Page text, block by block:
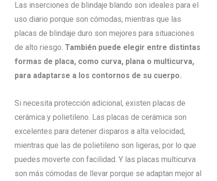
Las inserciones de blindaje blando son ideales para el
uso diario porque son cómodas, mientras que las
placas de blindaje duro son mejores para situaciones
de alto riesgo. También puede elegir entre distintas
formas de placa, como curva, plana o multicurva,
para adaptarse a los contornos de su cuerpo.
Si necesita protección adicional, existen placas de
cerámica y polietileno. Las placas de cerámica son
excelentes para detener disparos a alta velocidad,
mientras que las de polietileno son ligeras, por lo que
puedes moverte con facilidad. Y las placas multicurva
son más cómodas de llevar porque se adaptan mejor al